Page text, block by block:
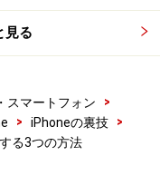
見る
スマートフォン
>
> iPhoneの裏技
>
る3つの方法